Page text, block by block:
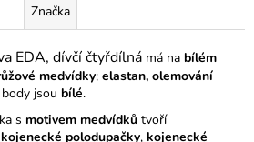
Značka
EDA, dívčí čtyřdílná má na bílém
medvídky; elastan, olemování
jsou bílé.
s motivem medvídků tvoří
kojenecké polodupačky, kojenecké